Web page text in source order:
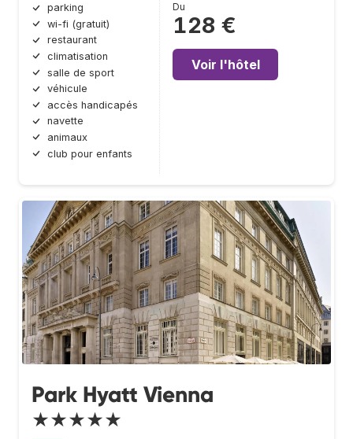
parking
wi-fi (gratuit)
restaurant
climatisation
salle de sport
véhicule
accès handicapés
navette
animaux
club pour enfants
Du
128 €
Voir l'hôtel
Park Hyatt Vienna
★★★★★